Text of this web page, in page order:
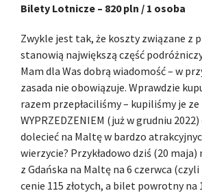
Bilety Lotnicze – 820 pln / 1 osoba
Zwykle jest tak, że koszty związane z
stanowią największą część
Mam dla Was dobrą wiadomość – w
zasada nie obowiązuje. Wprawdzie
razem przepłaciliśmy – kupiliśmy je ze
WYPRZEDZENIEM (już w grudniu
dolecieć na Maltę w bardzo
wierzycie? Przykładowo dziś (20
z Gdańska na Maltę na 6 czerwca
cenie 115 złotych, a bilet powrotny na